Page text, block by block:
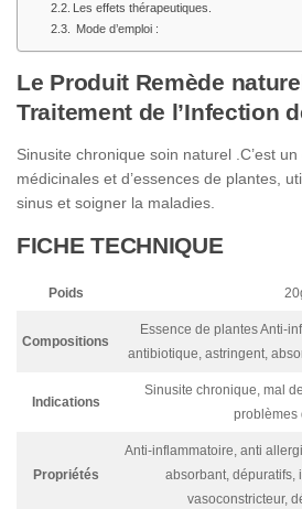
Les effets thérapeutiques.
Mode d’emploi :
Le Produit Remède
Traitement de l’Infection
Sinusite chronique soin naturel .C’est
médicinales et d’essences de plantes,
sinus et soigner la maladies.
FICHE TECHNIQUE
Poids
Compositions
Essence de plantes Anti-
antibiotique, astringent,
Indications
Sinusite chronique, mal
problèmes
Propriétés
Anti-inflammatoire, anti
absorbant, dépuratifs,
vasoconstricteur,